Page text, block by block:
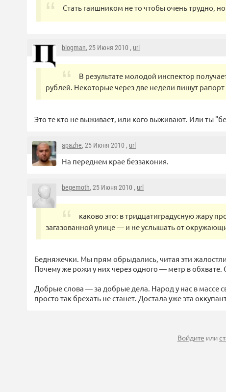
Стать гаишником не то чтобы очень трудно,
blogman, 25 Июня 2010 , url
В результате молодой инспектор
рублей. Некоторые через две недели пишут
Это те кто не выживает, или кого выживают. Или ты
apazhe, 25 Июня 2010 , url
На переднем крае беззакония.
begemoth, 25 Июня 2010 , url
каково это: в тридцатиградусную жару
загазованной улице — и не услышать от
Бедняжечки. Мы прям обрыдались, читая эти
Почему же рожи у них через одного — метр в обхвате.
Добрые слова — за добрые дела. Народ у нас в массе
просто так брехать не станет. Достала уже эта
Войдите или